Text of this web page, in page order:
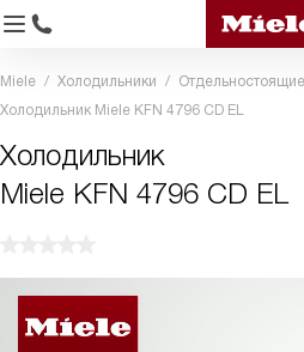
Miele Холодильники
Холодильник Miele KFN 4796 CD EL
Холодильник
Miele KFN 4796 CD EL